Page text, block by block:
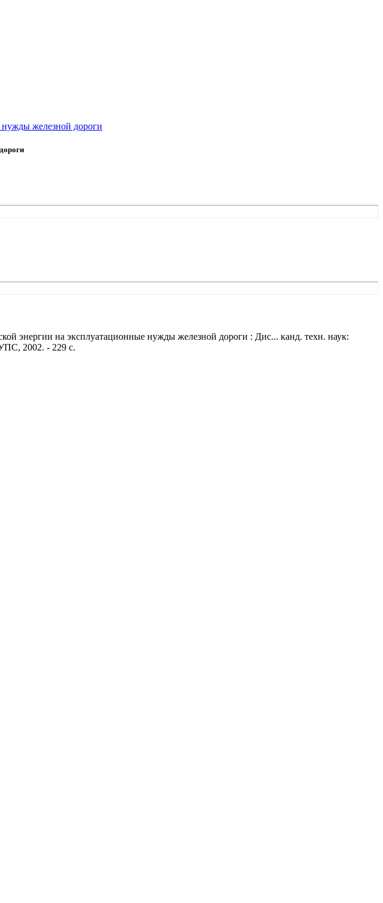
нужды железной дороги
энергии на эксплуатационные нужды железной дороги : Дис... канд. техн. наук:
2002. - 229 с.